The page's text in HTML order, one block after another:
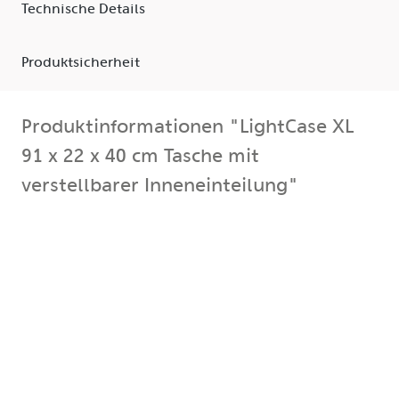
Technische Details
Produktsicherheit
Produktinformationen "LightCase XL
91 x 22 x 40 cm Tasche mit
verstellbarer Inneneinteilung"